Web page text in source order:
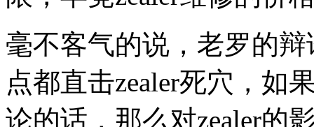
毫不客气的说，老罗的
点都直击zealer死穴，如
论的话，那么对zealer的